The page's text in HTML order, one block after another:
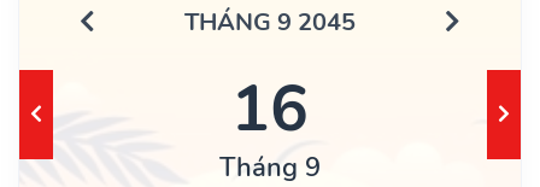
THÁNG 9 2045
16
Tháng 9